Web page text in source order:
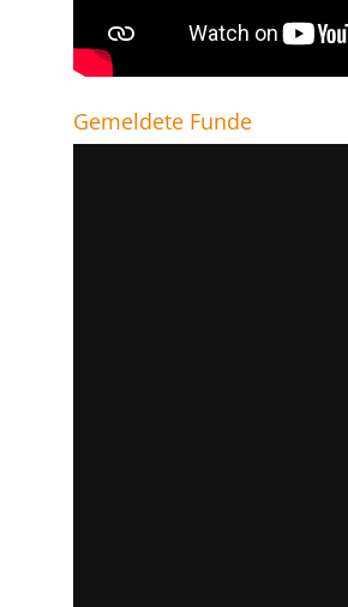
Gemeldete Funde